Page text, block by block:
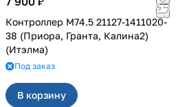
Контроллер М74.5 21127-1411020-
38 (Приора, Гранта, Калина2)
(Итэлма)
Под заказ
В корзину